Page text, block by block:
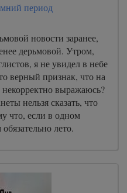
период
новости заранее,
дерьмовой. Утром,
я не увидел в небе
верный признак, что на
выражаюсь?
нельзя сказать, что
что, если в одном
лето.